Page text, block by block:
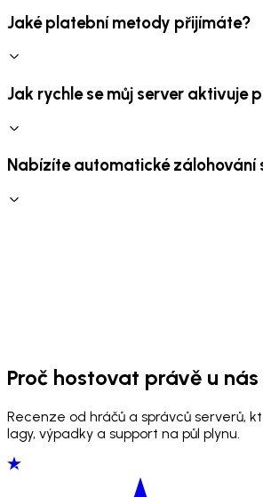
Jaké platební metody přijímáte?
Jak rychle se můj server aktivuje
Nabízíte automatické zálohování
Proč hostovat právě u nás
Recenze od hráčů a správců serverů,
lagy, výpadky a support na půl plynu.